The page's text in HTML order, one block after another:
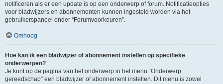
notificeren als er een update is op een onderwerp of forum. Notificatieopties
voor bladwijzers en abonnementen kunnen ingesteld worden via het
gebruikerspaneel onder “Forumvoorkeuren”.
Omhoog
Hoe kan ik een bladwijzer of abonnement instellen op specifieke
onderwerpen?
Je kunt op de pagina van het onderwerp in het menu “Onderwerp
gereedschap” een bladwijzer of abonnement instellen. Dit menu is zowel